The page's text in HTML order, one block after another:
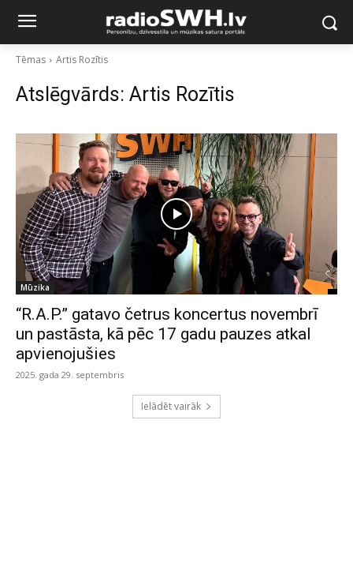
Tēmas Artis Rozītis
Atslēgvārds: Artis Rozītis
Mūzika
“R.A.P.” gatavo četrus koncertus novembrī
un pastāsta, kā pēc 17 gadu pauzes atkal
apvienojušies
2025. gada 29. septembris
Ielādēt vairāk